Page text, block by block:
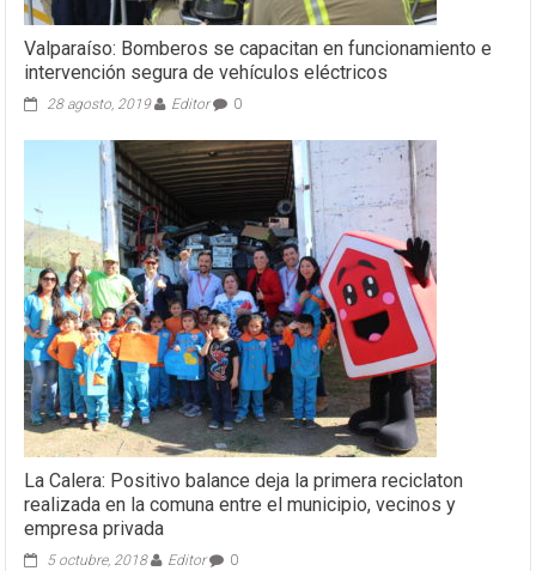
Valparaíso: Bomberos se capacitan en funcionamiento e
intervención segura de vehículos eléctricos
28 agosto, 2019 Editor 0
La Calera: Positivo balance deja la primera reciclaton
realizada en la comuna entre el municipio, vecinos y
empresa privada
5 octubre, 2018 Editor 0